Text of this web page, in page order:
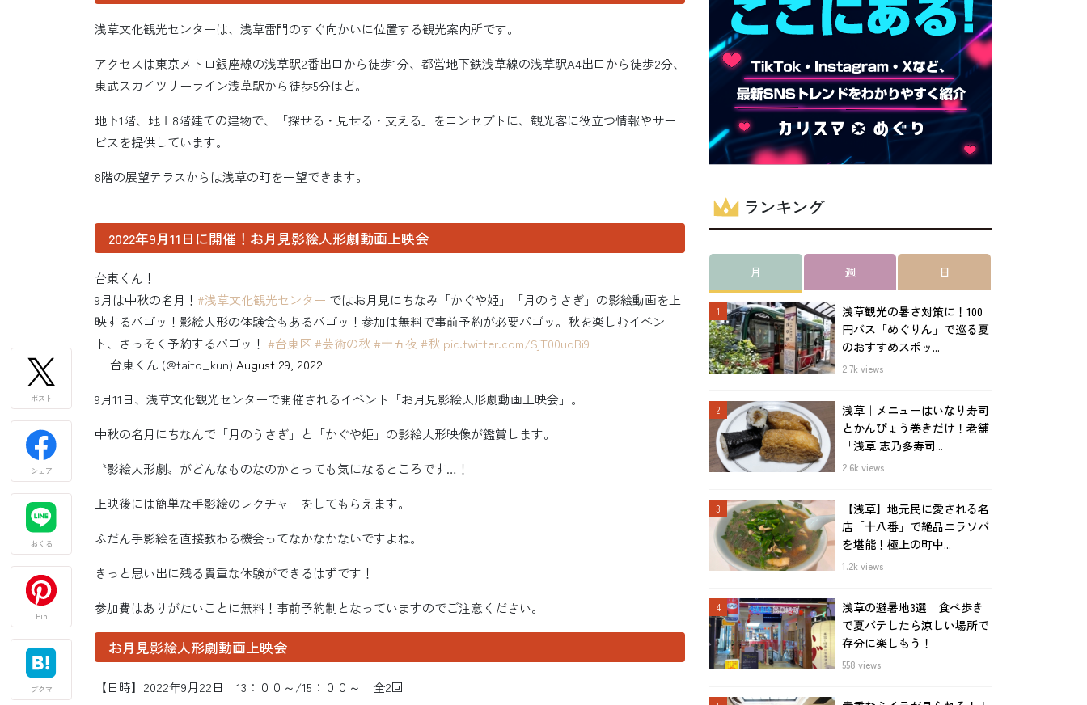
浅草文化観光センターは、浅草雷門のすぐ向かいに位置する観光案内所です。
アクセスは東京メトロ銀座線の浅草駅2番出口から徒歩1分、都営地下鉄浅草線の浅草駅A4出口から徒歩2分、
東武スカイツリーライン浅草駅から徒歩5分ほど。
地下1階、地上8階建ての建物で、「探せる・見せる・支える」をコンセプトに、観光客に役立つ情報やサー
ビスを提供しています。
8階の展望テラスからは浅草の町を一望できます。
2022年9月11日に開催！お月見影絵人形劇動画上映会
台東くん！
9月は中秋の名月！ #浅草文化観光センター ではお月見にちなみ「かぐや姫」「月のうさぎ」の影絵動画を上
映するパゴッ！影絵人形の体験会もあるパゴッ！参加は無料で事前予約が必要パゴッ。秋を楽しむイベン
ト、さっそく予約するパゴッ！ #台東区 #芸術の秋 #十五夜 #秋 pic.twitter.com/SjT00uqBi9
— 台東くん (@taito_kun) August 29, 2022
9月11日、浅草文化観光センターで開催されるイベント「お月見影絵人形劇動画上映会」。
中秋の名月にちなんで「月のうさぎ」と「かぐや姫」の影絵人形映像が鑑賞します。
〝影絵人形劇〟がどんなものなのかとっても気になるところです…！
上映後には簡単な手影絵のレクチャーをしてもらえます。
ふだん手影絵を直接教わる機会ってなかなかないですよね。
きっと思い出に残る貴重な体験ができるはずです！
参加費はありがたいことに無料！事前予約制となっていますのでご注意ください。
お月見影絵人形劇動画上映会
【日時】2022年9月22日 13：００～/15：００～ 全2回
ランキング
月 週 日
浅草観光の暑さ対策に！100
円バス「めぐりん」で巡る夏
のおすすめスポッ...
2.7k views
浅草｜メニューはいなり寿司
とかんぴょう巻きだけ！老舗
「浅草 志乃多寿司...
2.6k views
【浅草】地元民に愛される名
店「十八番」で絶品ニラソバ
を堪能！極上の町中...
1.2k views
浅草の避暑地3選｜食べ歩き
で夏バテしたら涼しい場所で
存分に楽しもう！
558 views
ポスト
シェア
おくる
Pin
ブクマ